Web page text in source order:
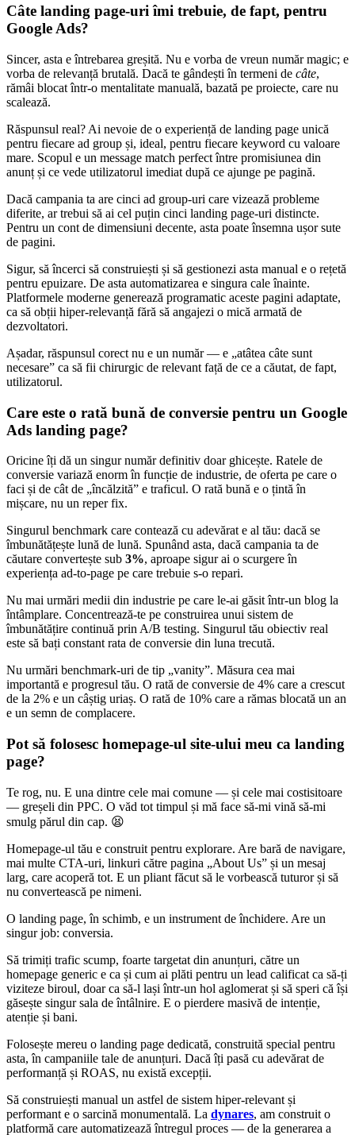
Câte landing page-uri îmi trebuie, de fapt, pentru
Google Ads?
Sincer, asta e întrebarea greșită. Nu e vorba de vreun număr magic; e
vorba de relevanță brutală. Dacă te gândești în termeni de câte,
rămâi blocat într-o mentalitate manuală, bazată pe proiecte, care nu
scalează.
Răspunsul real? Ai nevoie de o experiență de landing page unică
pentru fiecare ad group și, ideal, pentru fiecare keyword cu valoare
mare. Scopul e un message match perfect între promisiunea din
anunț și ce vede utilizatorul imediat după ce ajunge pe pagină.
Dacă campania ta are cinci ad group-uri care vizează probleme
diferite, ar trebui să ai cel puțin cinci landing page-uri distincte.
Pentru un cont de dimensiuni decente, asta poate însemna ușor sute
de pagini.
Sigur, să încerci să construiești și să gestionezi asta manual e o rețetă
pentru epuizare. De asta automatizarea e singura cale înainte.
Platformele moderne generează programatic aceste pagini adaptate,
ca să obții hiper-relevanță fără să angajezi o mică armată de
dezvoltatori.
Așadar, răspunsul corect nu e un număr — e „atâtea câte sunt
necesare” ca să fii chirurgic de relevant față de ce a căutat, de fapt,
utilizatorul.
Care este o rată bună de conversie pentru un Google
Ads landing page?
Oricine îți dă un singur număr definitiv doar ghicește. Ratele de
conversie variază enorm în funcție de industrie, de oferta pe care o
faci și de cât de „încălzită” e traficul. O rată bună e o țintă în
mișcare, nu un reper fix.
Singurul benchmark care contează cu adevărat e al tău: dacă se
îmbunătățește lună de lună. Spunând asta, dacă campania ta de
căutare convertește sub 3%, aproape sigur ai o scurgere în
experiența ad-to-page pe care trebuie s-o repari.
Nu mai urmări medii din industrie pe care le-ai găsit într-un blog la
întâmplare. Concentrează-te pe construirea unui sistem de
îmbunătățire continuă prin A/B testing. Singurul tău obiectiv real
este să bați constant rata de conversie din luna trecută.
Nu urmări benchmark-uri de tip „vanity”. Măsura cea mai
importantă e progresul tău. O rată de conversie de 4% care a crescut
de la 2% e un câștig uriaș. O rată de 10% care a rămas blocată un an
e un semn de complacere.
Pot să folosesc homepage-ul site-ului meu ca landing
page?
Te rog, nu. E una dintre cele mai comune — și cele mai costisitoare
— greșeli din PPC. O văd tot timpul și mă face să-mi vină să-mi
smulg părul din cap. 😫
Homepage-ul tău e construit pentru explorare. Are bară de navigare,
mai multe CTA-uri, linkuri către pagina „About Us” și un mesaj
larg, care acoperă tot. E un pliant făcut să le vorbească tuturor și să
nu convertească pe nimeni.
O landing page, în schimb, e un instrument de închidere. Are un
singur job: conversia.
Să trimiți trafic scump, foarte targetat din anunțuri, către un
homepage generic e ca și cum ai plăti pentru un lead calificat ca să-ți
viziteze biroul, doar ca să-l lași într-un hol aglomerat și să speri că își
găsește singur sala de întâlnire. E o pierdere masivă de intenție,
atenție și bani.
Folosește mereu o landing page dedicată, construită special pentru
asta, în campaniile tale de anunțuri. Dacă îți pasă cu adevărat de
performanță și ROAS, nu există excepții.
Să construiești manual un astfel de sistem hiper-relevant și
performant e o sarcină monumentală. La dynares, am construit o
platformă care automatizează întregul proces — de la generarea a